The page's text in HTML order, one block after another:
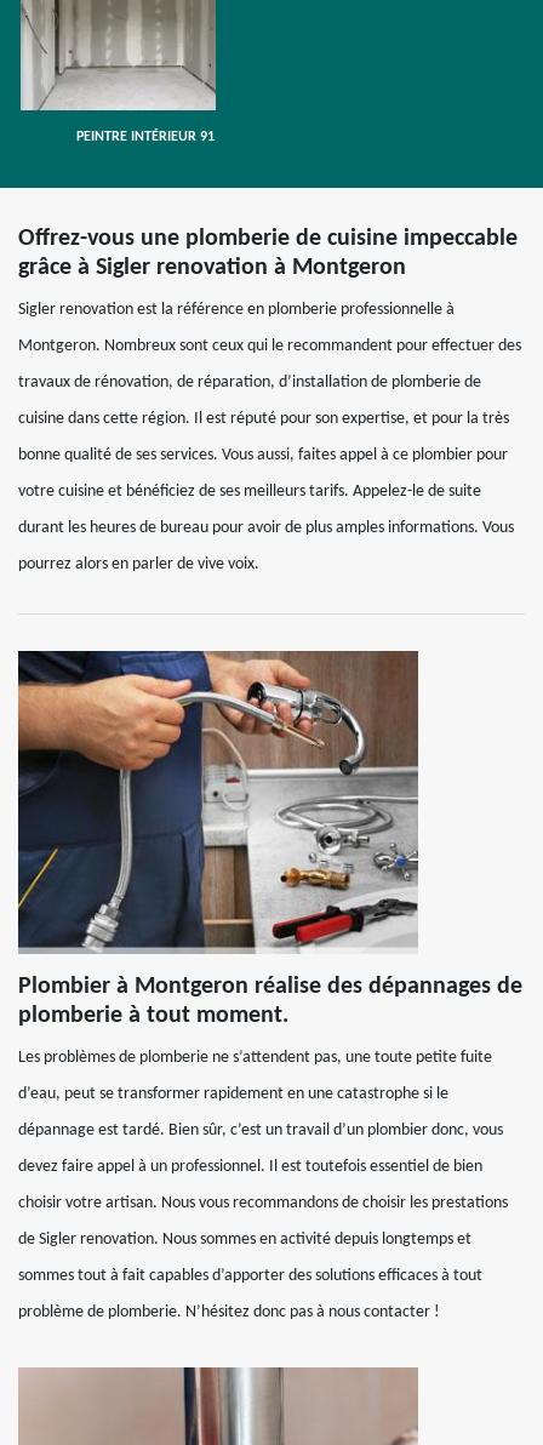
PEINTRE INTÉRIEUR 91
Offrez-vous une plomberie de cuisine impeccable
grâce à Sigler renovation à Montgeron
Sigler renovation est la référence en plomberie professionnelle à
Montgeron. Nombreux sont ceux qui le recommandent pour effectuer des
travaux de rénovation, de réparation, d’installation de plomberie de
cuisine dans cette région. Il est réputé pour son expertise, et pour la très
bonne qualité de ses services. Vous aussi, faites appel à ce plombier pour
votre cuisine et bénéficiez de ses meilleurs tarifs. Appelez-le de suite
durant les heures de bureau pour avoir de plus amples informations. Vous
pourrez alors en parler de vive voix.
Plombier à Montgeron réalise des dépannages de
plomberie à tout moment.
Les problèmes de plomberie ne s’attendent pas, une toute petite fuite
d’eau, peut se transformer rapidement en une catastrophe si le
dépannage est tardé. Bien sûr, c’est un travail d’un plombier donc, vous
devez faire appel à un professionnel. Il est toutefois essentiel de bien
choisir votre artisan. Nous vous recommandons de choisir les prestations
de Sigler renovation. Nous sommes en activité depuis longtemps et
sommes tout à fait capables d’apporter des solutions efficaces à tout
problème de plomberie. N’hésitez donc pas à nous contacter !